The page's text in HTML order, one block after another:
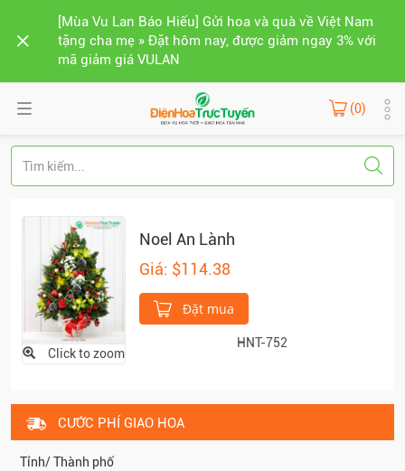
[Mùa Vu Lan Báo Hiếu] Gửi hoa và quà về Việt Nam
tặng cha mẹ » Đặt hôm nay, được giảm ngay 3% với
mã giảm giá VULAN
(0)
Click to zoom
Noel An Lành
Giá: $114.38
Đặt mua
HNT-752
CƯỚC PHÍ GIAO HOA
Tỉnh/ Thành phố